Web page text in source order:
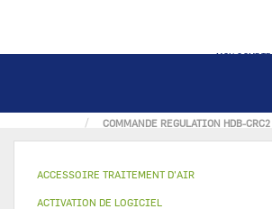
MON COMPTE
COMMANDE REGULATION HDB-CRC2
ACCESSOIRE TRAITEMENT D’AIR
ACTIVATION DE LOGICIEL